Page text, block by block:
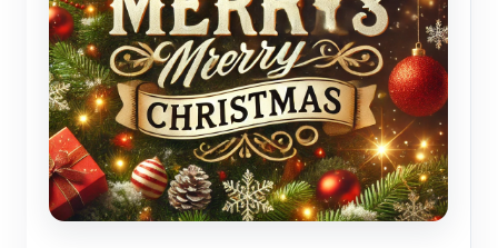
PV 히터 제어 시스템
홈 자동화
공장 에너지 모니터링
제품 빠른 시작
문서
튜토리얼 비디오
FAQ
뉴스
커뮤니티
기여자 프로그램
기여자 센터
IAMMETER 활동
포럼
솔루션
문의
회사 소개